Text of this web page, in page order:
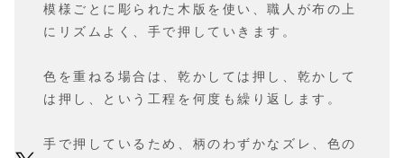
模様ごとに彫られた木版を使い、職人が布の上
にリズムよく、手で押していきます。
色を重ねる場合は、乾かしては押し、乾かして
は押し、という工程を何度も繰り返します。
手で押しているため、柄のわずかなズレ、色の